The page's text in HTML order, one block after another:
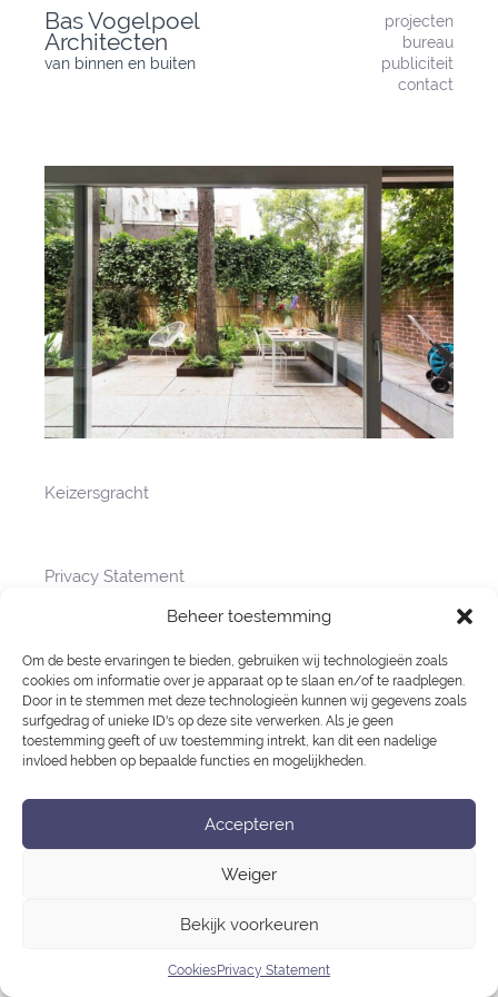
Beheer toestemming
Om de beste ervaringen te bieden, gebruiken wij technologieën zoals
cookies om informatie over je apparaat op te slaan en/of te raadplegen.
Door in te stemmen met deze technologieën kunnen wij gegevens zoals
surfgedrag of unieke ID's op deze site verwerken. Als je geen
toestemming geeft of uw toestemming intrekt, kan dit een nadelige
invloed hebben op bepaalde functies en mogelijkheden.
Accepteren
Weiger
Bekijk voorkeuren
CookiesPrivacy Statement
content
Bas Vogelpoel
Architecten
van binnen en buiten
projecten
bureau
publiciteit
contact
Bericht
Keizersgracht
Privacy Statement